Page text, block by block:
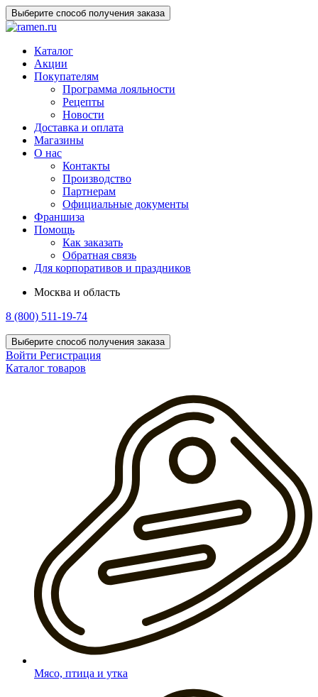
Выберите способ получения заказа
Каталог
Акции
Покупателям
Программа лояльности
Рецепты
Новости
Доставка и оплата
Магазины
О нас
Контакты
Производство
Партнерам
Официальные документы
Франшиза
Помощь
Как заказать
Обратная связь
Для корпоративов и праздников
Москва и область
8 (800) 511-19-74
Выберите способ получения заказа
Войти Регистрация
Каталог товаров
Мясо, птица и утка